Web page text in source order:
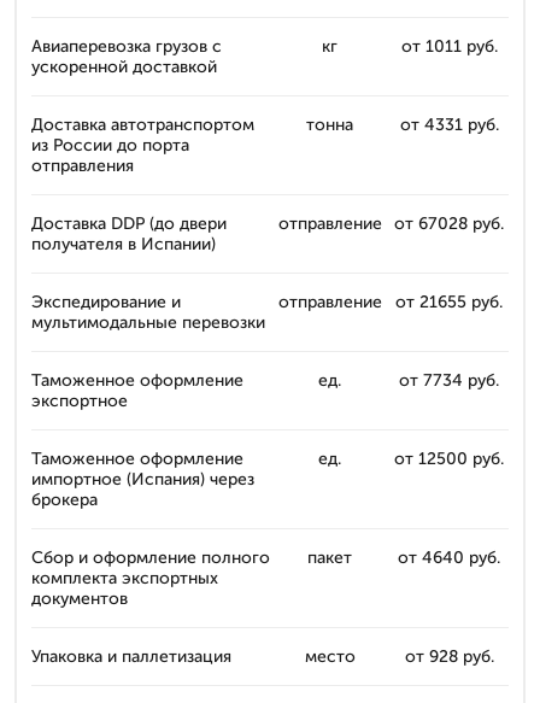
Авиаперевозка грузов с
ускоренной доставкой
кг от 1011 руб.
Доставка автотранспортом
из России до порта
отправления
тонна от 4331 руб.
Доставка DDP (до двери
получателя в Испании)
отправление от 67028 руб.
Экспедирование и
мультимодальные перевозки
отправление от 21655 руб.
Таможенное оформление
экспортное
ед. от 7734 руб.
Таможенное оформление
импортное (Испания) через
брокера
ед. от 12500 руб.
Сбор и оформление полного
комплекта экспортных
документов
пакет от 4640 руб.
Упаковка и паллетизация место от 928 руб.